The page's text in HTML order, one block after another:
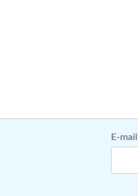
E-mail